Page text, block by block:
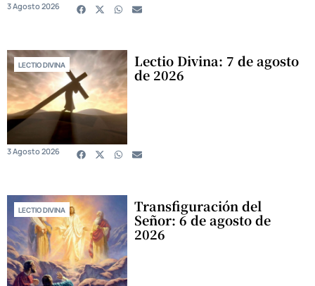
3 Agosto 2026
LECTIO DIVINA Lectio Divina: 7 de agosto
de 2026
3 Agosto 2026
LECTIO DIVINA Transfiguración del
Señor: 6 de agosto de
2026